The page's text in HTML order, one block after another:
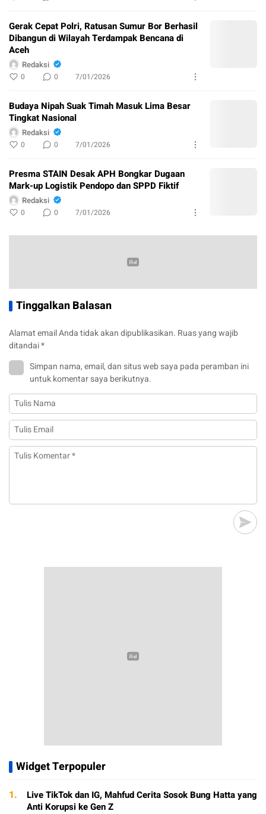
Gerak Cepat Polri, Ratusan Sumur Bor Berhasil
Dibangun di Wilayah Terdampak Bencana di
Aceh
Redaksi
0 0 7/01/2026
Budaya Nipah Suak Timah Masuk Lima Besar
Tingkat Nasional
Redaksi
0 0 7/01/2026
Presma STAIN Desak APH Bongkar Dugaan
Mark-up Logistik Pendopo dan SPPD Fiktif
Redaksi
0 0 7/01/2026
Tinggalkan Balasan
Alamat email Anda tidak akan dipublikasikan. Ruas yang wajib
ditandai*
Simpan nama, email, dan situs web saya pada peramban ini
untuk komentar saya berikutnya.
Widget Terpopuler
1.
Live TikTok dan IG, Mahfud Cerita Sosok Bung Hatta yang
Anti Korupsi ke Gen Z